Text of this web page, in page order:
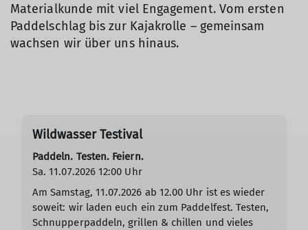
Materialkunde mit viel Engagement. Vom ersten
Paddelschlag bis zur Kajakrolle – gemeinsam
wachsen wir über uns hinaus.
Wildwasser Testival
Paddeln. Testen. Feiern.
Sa. 11.07.2026 12:00 Uhr
Am Samstag, 11.07.2026 ab 12.00 Uhr ist es wieder
soweit: wir laden euch ein zum Paddelfest. Testen,
Schnupperpaddeln, grillen & chillen und vieles